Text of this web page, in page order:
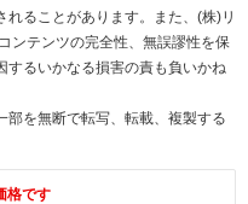
ることがあります。また、(株)リ
ンテンツの完全性、無誤謬性を保
するいかなる損害の責も負いかね
を無断で転写、転載、複製する
格です